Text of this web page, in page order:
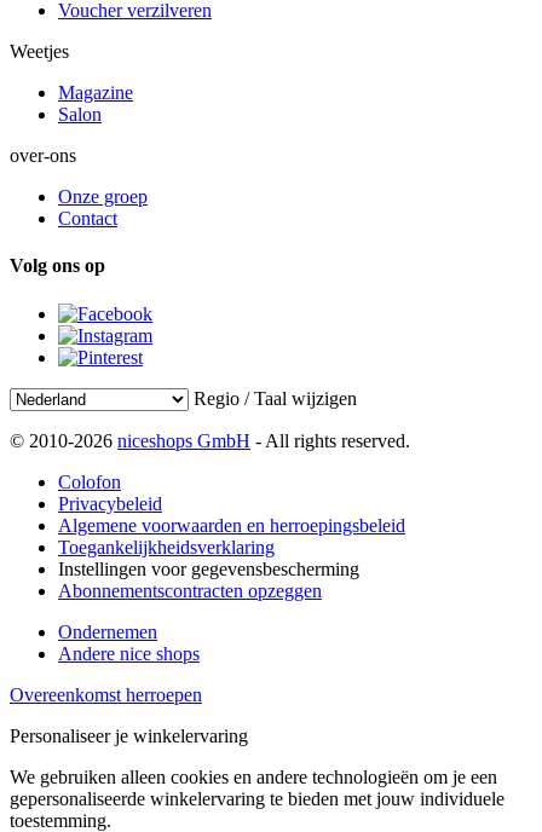
Voucher verzilveren
Weetjes
Magazine
Salon
over-ons
Onze groep
Contact
Volg ons op
Regio / Taal wijzigen
© 2010-2026 niceshops GmbH - All rights reserved.
Colofon
Privacybeleid
Algemene voorwaarden en herroepingsbeleid
Toegankelijkheidsverklaring
Instellingen voor gegevensbescherming
Abonnementscontracten opzeggen
Ondernemen
Andere nice shops
Overeenkomst herroepen
Personaliseer je winkelervaring
We gebruiken alleen cookies en andere technologieën om je een
gepersonaliseerde winkelervaring te bieden met jouw individuele
toestemming.